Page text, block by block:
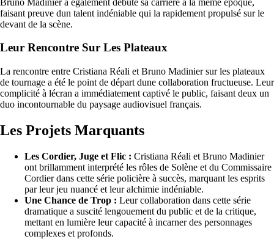
faisant preuve dun talent indéniable qui la rapidement propulsé sur le
devant de la scène.
Leur Rencontre Sur Les Plateaux
La rencontre entre Cristiana Réali et Bruno Madinier sur les plateaux
de tournage a été le point de départ dune collaboration fructueuse. Leur
complicité à lécran a immédiatement captivé le public, faisant deux un
duo incontournable du paysage audiovisuel français.
Les Projets Marquants
Les Cordier, Juge et Flic : Cristiana Réali et Bruno Madinier
ont brillamment interprété les rôles de Solène et du Commissaire
Cordier dans cette série policière à succès, marquant les esprits
par leur jeu nuancé et leur alchimie indéniable.
Une Chance de Trop : Leur collaboration dans cette série
dramatique a suscité lengouement du public et de la critique,
mettant en lumière leur capacité à incarner des personnages
complexes et profonds.